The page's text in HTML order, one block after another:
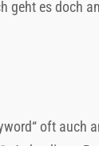
geht es doch
oft auch